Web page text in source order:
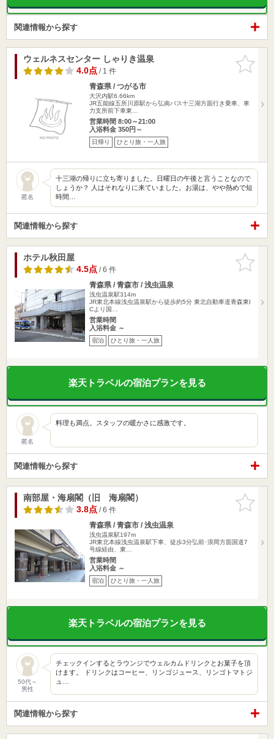
関連情報から探す
お気に入
りに追加
ウェルネスセンター しゃりき温泉
4.0点/ 1 件
青森県 / つがる市
大沢内駅6.66km
JR五能線五所川原駅から弘南バス十三湖方面行き乗車、車
力支所前下車東…
営業時間 8:00～21:00
入浴料金 350円～
日帰り ひとり旅・一人旅
匿名
十三湖の帰りに立ち寄りました。日曜日の午後と言うことなので
しょうか？ 人はそれなりに来ていました。お湯は、やや熱めで短
時間…
関連情報から探す
お気に入
りに追加
ホテル秋田屋
4.5点/ 6 件
青森県 / 青森市 / 浅虫温泉
浅虫温泉駅314m
JR東北本線浅虫温泉駅から徒歩約5分 東北自動車道青森東I
Cより国…
営業時間
入浴料金 ～
宿泊 ひとり旅・一人旅
楽天トラベルの宿泊プランを見る
匿名
料理も満点。スタッフの暖かさに感激です。
関連情報から探す
お気に入
りに追加
南部屋・海扇閣（旧 海扇閣）
3.8点/ 6 件
青森県 / 青森市 / 浅虫温泉
浅虫温泉駅197m
JR東北本線浅虫温泉駅下車、徒歩3分弘前･浪岡方面国道7
号線経由、東…
営業時間
入浴料金 ～
宿泊 ひとり旅・一人旅
楽天トラベルの宿泊プランを見る
50代～
男性
チェックインするとラウンジでウェルカムドリンクとお菓子を頂
けます。 ドリンクはコーヒー、リンゴジュース、リンゴトマトジ
ュ…
関連情報から探す